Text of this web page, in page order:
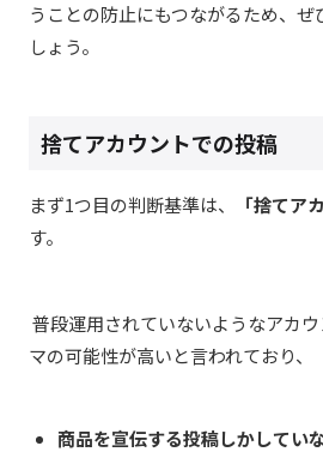
うことの防止にもつながるため、
しょう。
捨てアカウントでの投稿
まず1つ目の判断基準は、 「捨てア
す。
普段運用されていないようなアカ
マの可能性が高いと言われており、
商品を宣伝する投稿しかしてい